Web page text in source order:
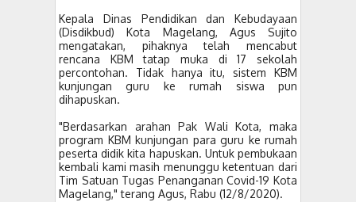
Kepala Dinas Pendidikan dan Kebudayaan
(Disdikbud) Kota Magelang, Agus Sujito
mengatakan, pihaknya telah mencabut
rencana KBM tatap muka di 17 sekolah
percontohan. Tidak hanya itu, sistem KBM
kunjungan guru ke rumah siswa pun
dihapuskan.
"Berdasarkan arahan Pak Wali Kota, maka
program KBM kunjungan para guru ke rumah
peserta didik kita hapuskan. Untuk pembukaan
kembali kami masih menunggu ketentuan dari
Tim Satuan Tugas Penanganan Covid-19 Kota
Magelang," terang Agus, Rabu (12/8/2020).